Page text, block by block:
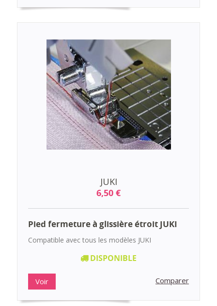
JUKI
6,50 €
Pied fermeture à glissière étroit JUKI
Compatible avec tous les modèles JUKI
DISPONIBLE
Voir Comparer